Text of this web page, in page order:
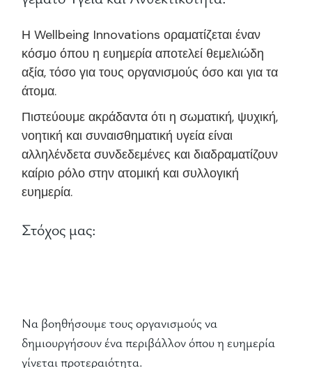
Η Wellbeing Innovations οραματίζεται έναν
κόσμο όπου η ευημερία αποτελεί θεμελιώδη
αξία, τόσο για τους οργανισμούς όσο και για τα
άτομα.
Πιστεύουμε ακράδαντα ότι η σωματική, ψυχική,
νοητική και συναισθηματική υγεία είναι
αλληλένδετα συνδεδεμένες και διαδραματίζουν
καίριο ρόλο στην ατομική και συλλογική
ευημερία.
Στόχος μας:
Να βοηθήσουμε τους οργανισμούς να
δημιουργήσουν ένα περιβάλλον όπου η ευημερία
γίνεται προτεραιότητα.